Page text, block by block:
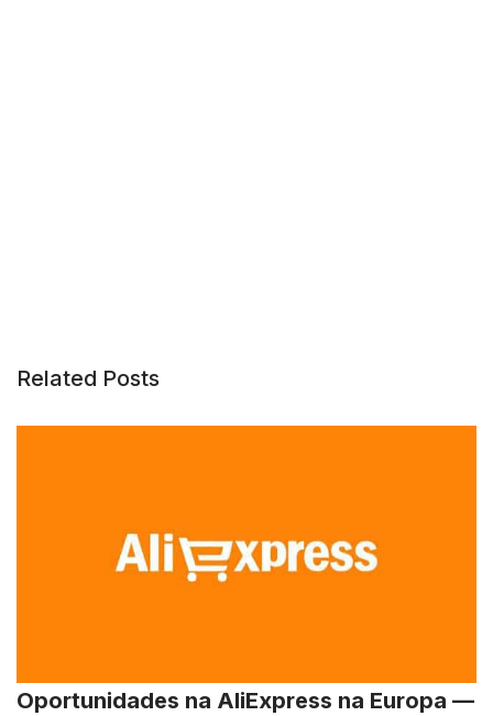
Related Posts
Oportunidades na AliExpress na Europa —